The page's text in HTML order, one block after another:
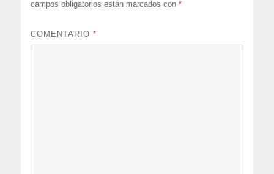
campos obligatorios están marcados con*
COMENTARIO*